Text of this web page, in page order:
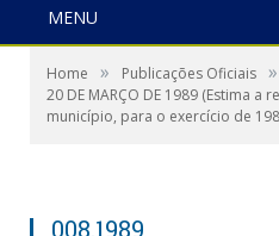
MENU
Home » Publicações Oficiais »
20 DE MARÇO DE 1989 (Estima a
município, para o exercício de
008,1989